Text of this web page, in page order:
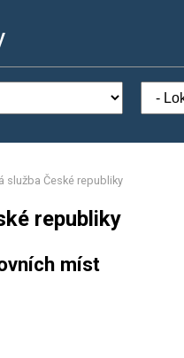
služba České republiky
republiky
míst